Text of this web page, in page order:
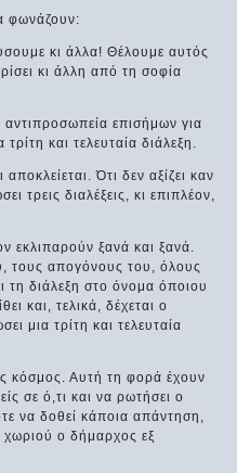
φωνάζουν:
κι άλλα! Θέλουμε αυτός
κι άλλη από τη σοφία
αντιπροσωπεία επισήμων για
και τελευταία διάλεξη.
Ότι δεν αξίζει καν
τρεις διαλέξεις, κι επιπλέον,
εκλιπαρούν ξανά και ξανά.
τους απογόνους του, όλους
τη διάλεξη στο όνομα όποιου
και, τελικά, δέχεται ο
μια τρίτη και τελευταία
κόσμος. Αυτή τη φορά έχουν
σε ό,τι και να ρωτήσει ο
να δοθεί κάποια απάντηση,
ο δήμαρχος εξ